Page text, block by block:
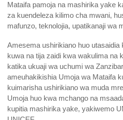
Mataifa pamoja na mashirika yake
za kuendeleza kilimo cha mwani,
mafunzo, teknolojia, upatikanaji wa
Amesema ushirikiano huo
kuwa na tija zaidi kwa wakulima na
katika ukuaji wa uchumi wa
ameuhakikishia Umoja wa Mataifa
kuimarisha ushirikiano wa muda
Umoja huo kwa mchango na
kupitia mashirika yake, yakiwemo